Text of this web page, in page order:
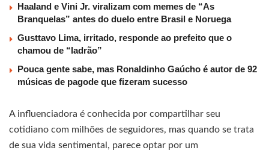
Haaland e Vini Jr. viralizam com memes de “As
Branquelas” antes do duelo entre Brasil e Noruega
Gusttavo Lima, irritado, responde ao prefeito que o
chamou de “ladrão”
Pouca gente sabe, mas Ronaldinho Gaúcho é autor de 92
músicas de pagode que fizeram sucesso
A influenciadora é conhecida por compartilhar seu
cotidiano com milhões de seguidores, mas quando se trata
de sua vida sentimental, parece optar por um